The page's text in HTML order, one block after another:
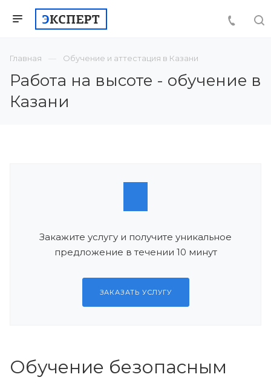
Главная Обучение и аттестация в Казани
Работа на высоте - обучение в
Казани
Закажите услугу и получите уникальное
предложение в течении 10 минут
ЗАКАЗАТЬ УСЛУГУ
Обучение безопасным